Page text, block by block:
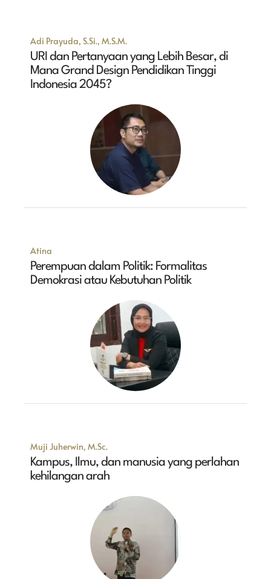
Adi Prayuda, S.Si., M.S.M.
URI dan Pertanyaan yang Lebih Besar, di
Mana Grand Design Pendidikan Tinggi
Indonesia 2045?
Atina
Perempuan dalam Politik: Formalitas
Demokrasi atau Kebutuhan Politik
Muji Juherwin, M.Sc.
Kampus, Ilmu, dan manusia yang perlahan
kehilangan arah